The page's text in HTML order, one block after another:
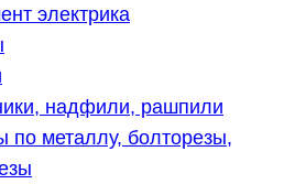
электрика
надфили, рашпили
по металлу, болторезы,